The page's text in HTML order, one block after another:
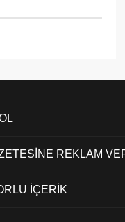
REKLAM
İÇERİK